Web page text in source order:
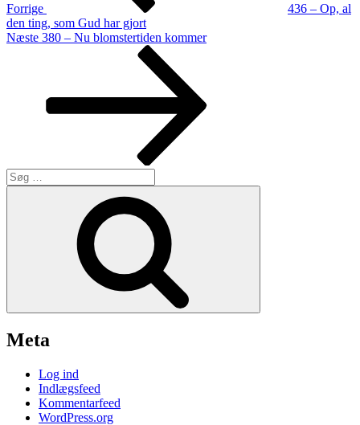
Forrige
436 – Op, al
den ting, som Gud har gjort
Næste
Næste 380 – Nu blomstertiden kommer
Søg
efter:
Meta
Log ind
Indlægsfeed
Kommentarfeed
WordPress.org